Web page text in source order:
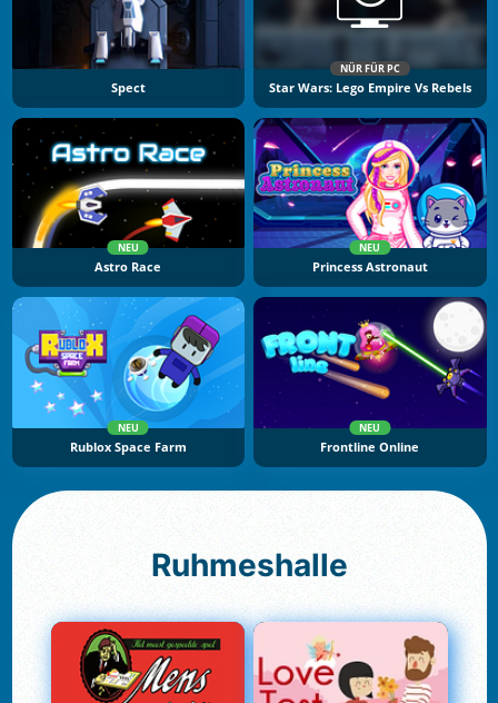
Spect
NÜR FÜR PC
Star Wars: Lego Empire Vs Rebels
NEU
Astro Race
NEU
Princess Astronaut
NEU
Rublox Space Farm
NEU
Frontline Online
Ruhmeshalle